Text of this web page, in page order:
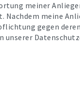
meiner
meine
gegen
unserer